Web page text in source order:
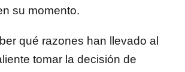
su momento.
qué razones han llevado al
tomar la decisión de